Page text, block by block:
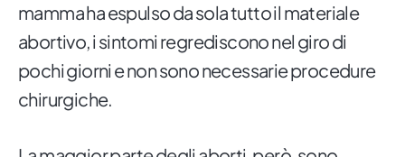
mamma ha espulso da sola tutto il materiale
abortivo, i sintomi regrediscono nel giro di
pochi giorni e non sono necessarie procedure
chirurgiche.